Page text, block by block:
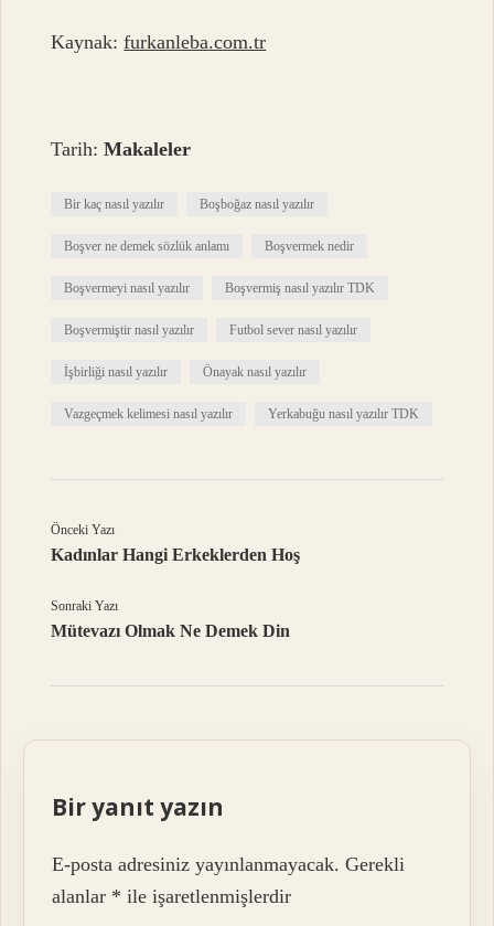
Kaynak:furkanleba.com.tr
Tarih:Makaleler
Bir kaç nasıl yazılır Boşboğaz nasıl yazılır
Boşver ne demek sözlük anlamı Boşvermek nedir
Boşvermeyi nasıl yazılır Boşvermiş nasıl yazılır TDK
Boşvermiştir nasıl yazılır Futbol sever nasıl yazılır
İşbirliği nasıl yazılır Önayak nasıl yazılır
Vazgeçmek kelimesi nasıl yazılır Yerkabuğu nasıl yazılır TDK
Önceki Yazı
Kadınlar Hangi Erkeklerden Hoş
Sonraki Yazı
Mütevazı Olmak Ne Demek Din
Bir yanıt yazın
E-posta adresiniz yayınlanmayacak. Gerekli
alanlar * ile işaretlenmişlerdir